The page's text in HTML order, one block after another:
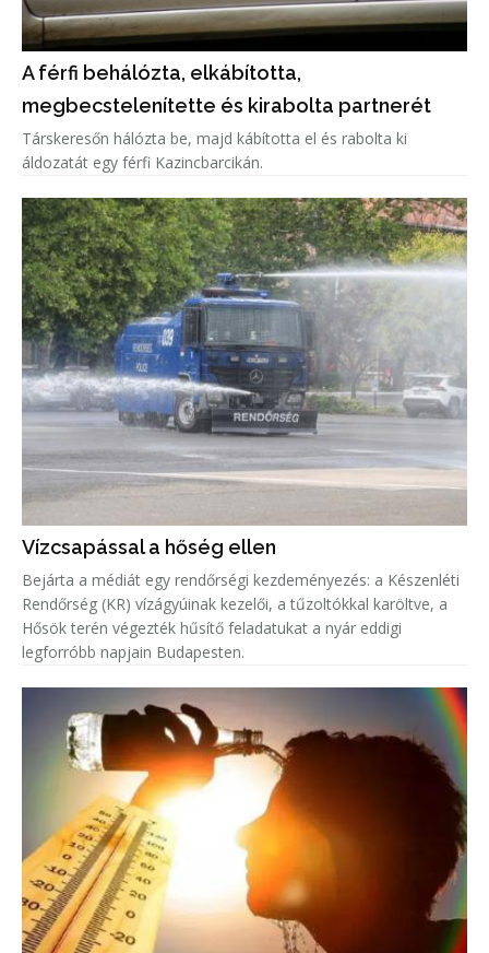
A férfi behálózta, elkábította,
megbecstelenítette és kirabolta partnerét
Társkeresőn hálózta be, majd kábította el és rabolta ki
áldozatát egy férfi Kazincbarcikán.
Vízcsapással a hőség ellen
Bejárta a médiát egy rendőrségi kezdeményezés: a Készenléti
Rendőrség (KR) vízágyúinak kezelői, a tűzoltókkal karöltve, a
Hősök terén végezték hűsítő feladatukat a nyár eddigi
legforróbb napjain Budapesten.